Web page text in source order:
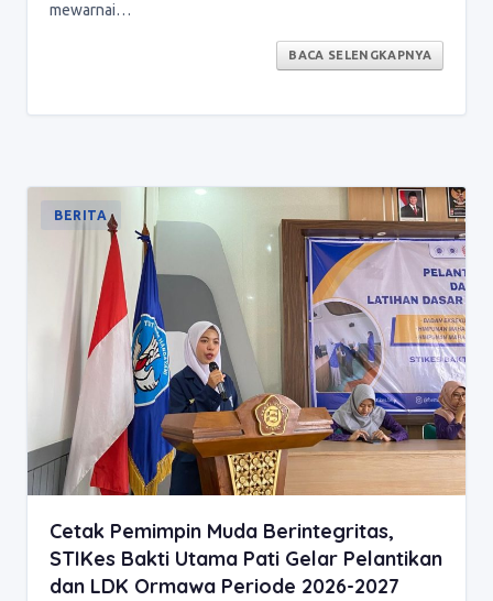
mewarnai…
BACA SELENGKAPNYA
BERITA
Cetak Pemimpin Muda Berintegritas,
STIKes Bakti Utama Pati Gelar Pelantikan
dan LDK Ormawa Periode 2026-2027